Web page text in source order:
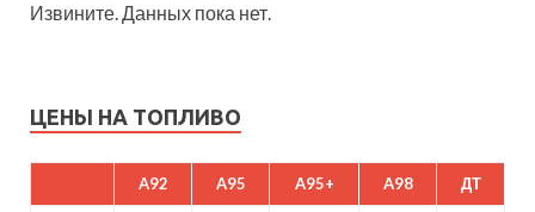
Извините. Данных пока нет.
ЦЕНЫ НА ТОПЛИВО
A92 A95 A95+ A98 ДТ